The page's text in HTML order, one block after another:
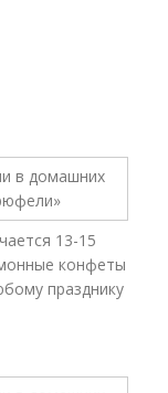
13-15
конфеты
празднику